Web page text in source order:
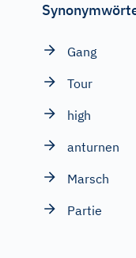
Gang
Tour
high
anturnen
Marsch
Partie